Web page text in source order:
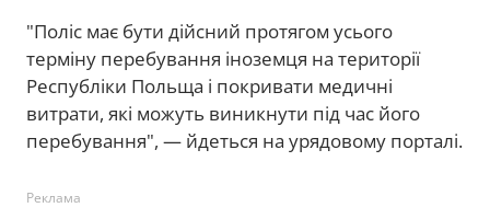
"Поліс має бути дійсний протягом усього
терміну перебування іноземця на території
Республіки Польща і покривати медичні
витрати, які можуть виникнути під час його
перебування", — йдеться на урядовому порталі.
Реклама